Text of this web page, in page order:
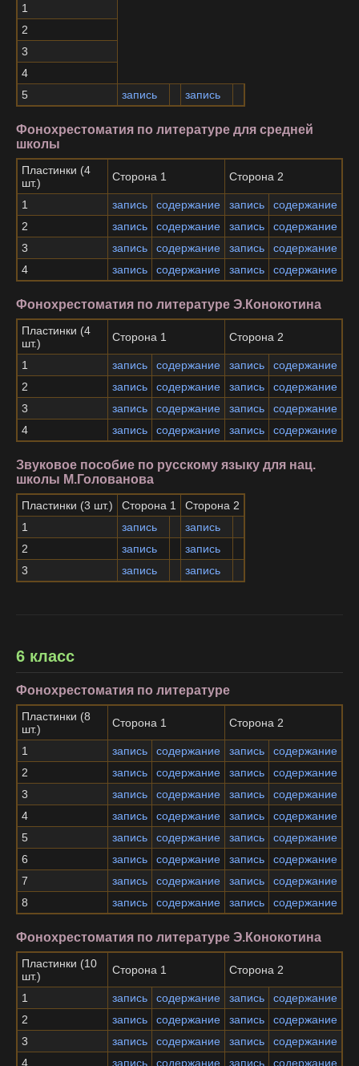
1
2
3
4
5
запись запись
Фонохрестоматия по литературе для средней
школы
Пластинки (4
шт.)
Сторона 1 Сторона 2
1 запись содержание запись
содержание
2
запись содержание запись
содержание
3
запись содержание запись
содержание
4
запись содержание запись содержание
Фонохрестоматия по литературе Э.Конокотина
Пластинки (4
шт.)
Сторона 1 Сторона 2
1 запись содержание запись
содержание
2
запись содержание запись
содержание
3
запись содержание запись
содержание
4
запись содержание запись содержание
Звуковое пособие по русскому языку для нац.
школы М.Голованова
Пластинки (3 шт.) Сторона 1
Сторона 2
1
запись
запись
2
запись
запись
3
запись запись
6 класс
Фонохрестоматия по литературе
Пластинки (8
шт.)
Сторона 1 Сторона 2
1 запись содержание запись
содержание
2
запись содержание запись
содержание
3
запись содержание запись
содержание
4
запись содержание запись
содержание
5
запись содержание запись
содержание
6
запись содержание запись
содержание
7
запись содержание запись
содержание
8
запись содержание запись содержание
Фонохрестоматия по литературе Э.Конокотина
Пластинки (10
шт.)
Сторона 1 Сторона 2
1 запись содержание запись
содержание
2
запись содержание запись
содержание
3
запись содержание запись
содержание
4
запись содержание запись содержание